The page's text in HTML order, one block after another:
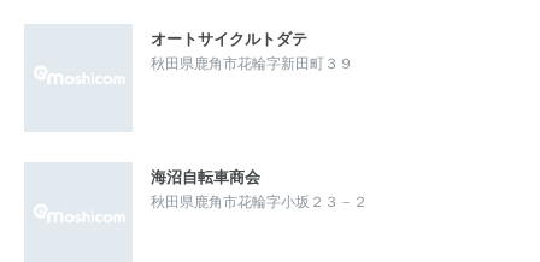
オートサイクルトダテ
秋田県鹿角市花輪字新田町３９
海沼自転車商会
秋田県鹿角市花輪字小坂２３－２